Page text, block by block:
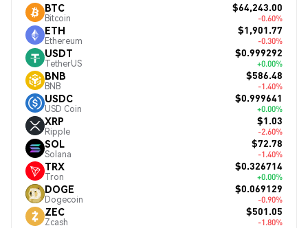
BTC
Bitcoin
$64,243.00
-0.60%
ETH
Ethereum
$1,901.77
-0.30%
USDT
TetherUS
$0.999292
+0.00%
BNB
BNB
$586.48
-1.40%
USDC
USD Coin
$0.999641
+0.00%
XRP
Ripple
$1.03
-2.60%
SOL
Solana
$72.78
-1.40%
TRX
Tron
$0.326714
+0.00%
DOGE
Dogecoin
$0.069129
-0.90%
ZEC
Zcash
$501.05
-1.80%